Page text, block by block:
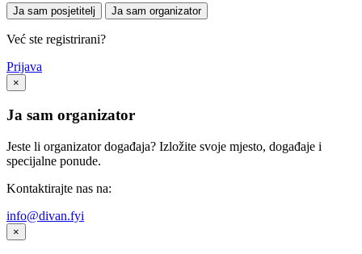
Ja sam posjetitelj Ja sam organizator
Već ste registrirani?
Prijava
×
Ja sam organizator
Jeste li organizator događaja? Izložite svoje mjesto, događaje i
specijalne ponude.
Kontaktirajte nas na:
info@divan.fyi
×